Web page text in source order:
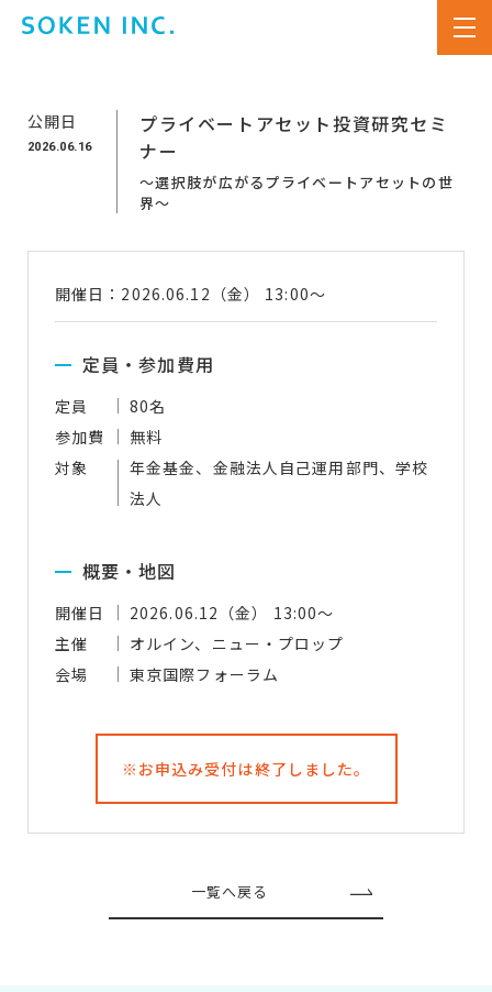
公開日
2026.06.16
プライベートアセット投資研究セミ
ナー
～選択肢が広がるプライベートアセットの世
界～
開催日：2026.06.12（金） 13:00～
定員・参加費用
定員
80名
参加費
無料
対象
年金基金、金融法人自己運用部門、学校
法人
概要・地図
開催日
2026.06.12（金） 13:00～
主催
オルイン、ニュー・プロップ
会場
東京国際フォーラム
※お申込み受付は終了しました。
一覧へ戻る